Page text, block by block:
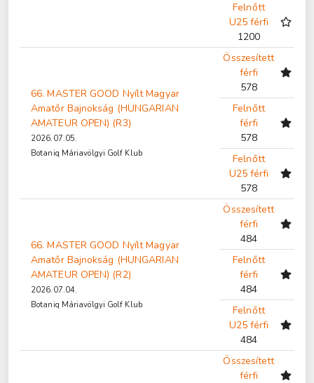
Felnőtt
U25 férfi
1200
66. MASTER GOOD Nyílt Magyar
Amatőr Bajnokság (HUNGARIAN
AMATEUR OPEN) (R3)
2026.07.05.
Botaniq Máriavölgyi Golf Klub
Összesített
férfi
578
Felnőtt
férfi
578
Felnőtt
U25 férfi
578
66. MASTER GOOD Nyílt Magyar
Amatőr Bajnokság (HUNGARIAN
AMATEUR OPEN) (R2)
2026.07.04.
Botaniq Máriavölgyi Golf Klub
Összesített
férfi
484
Felnőtt
férfi
484
Felnőtt
U25 férfi
484
Összesített
férfi